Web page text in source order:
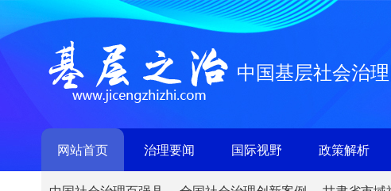
中国基层社会治
网站首页 治理要闻 国际视野 政策解析